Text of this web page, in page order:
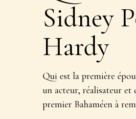
Sidney
Hardy
Qui est la première
un acteur, réalisateur et
premier Bahaméen à